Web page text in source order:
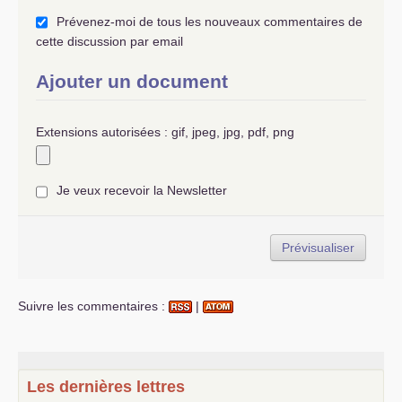
Prévenez-moi de tous les nouveaux commentaires de
cette discussion par email
Ajouter un document
Extensions autorisées : gif, jpeg, jpg, pdf, png
Je veux recevoir la Newsletter
Suivre les commentaires : |
Les dernières lettres